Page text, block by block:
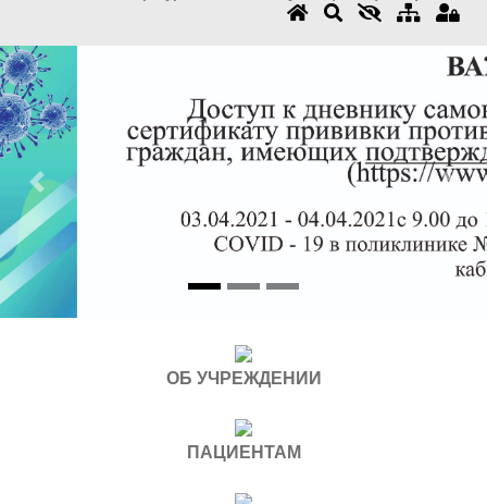
Previous
ОБ УЧРЕЖДЕНИИ
ПАЦИЕНТАМ